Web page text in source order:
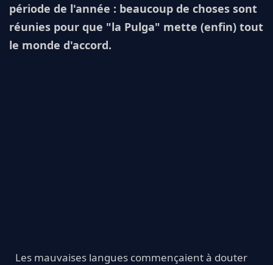
période de l'année : beaucoup de choses sont
réunies pour que "la Pulga" mette (enfin) tout
le monde d'accord.
Les mauvaises langues commençaient à douter